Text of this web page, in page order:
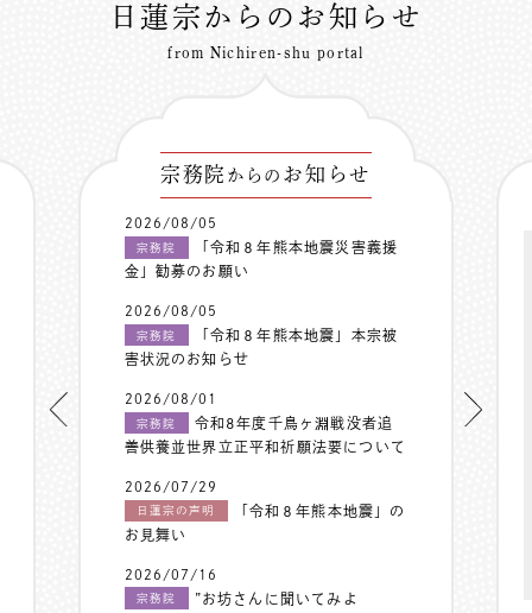
日蓮宗からのお知らせ
from Nichiren-shu portal
宗務院 からの お知らせ
2026/08/05
宗務院
「令和８年熊本地震災害義援
金」勧募のお願い
2026/08/05
宗務院
「令和８年熊本地震」本宗被
害状況のお知らせ
2026/08/01
宗務院
令和8年度千鳥ヶ淵戦没者追
善供養並世界立正平和祈願法要について
2026/07/29
日蓮宗の声明
「令和８年熊本地震」の
お見舞い
2026/07/16
宗務院
”お坊さんに聞いてみよ